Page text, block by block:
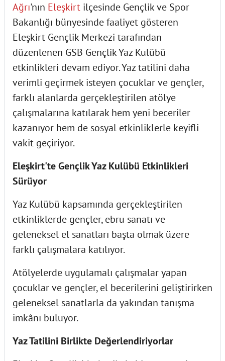
Ağrı'nın Eleşkirt ilçesinde Gençlik ve Spor
Bakanlığı bünyesinde faaliyet gösteren
Eleşkirt Gençlik Merkezi tarafından
düzenlenen GSB Gençlik Yaz Kulübü
etkinlikleri devam ediyor. Yaz tatilini daha
verimli geçirmek isteyen çocuklar ve gençler,
farklı alanlarda gerçekleştirilen atölye
çalışmalarına katılarak hem yeni beceriler
kazanıyor hem de sosyal etkinliklerle keyifli
vakit geçiriyor.
Eleşkirt'te Gençlik Yaz Kulübü Etkinlikleri
Sürüyor
Yaz Kulübü kapsamında gerçekleştirilen
etkinliklerde gençler, ebru sanatı ve
geleneksel el sanatları başta olmak üzere
farklı çalışmalara katılıyor.
Atölyelerde uygulamalı çalışmalar yapan
çocuklar ve gençler, el becerilerini geliştirirken
geleneksel sanatlarla da yakından tanışma
imkânı buluyor.
Yaz Tatilini Birlikte Değerlendiriyorlar